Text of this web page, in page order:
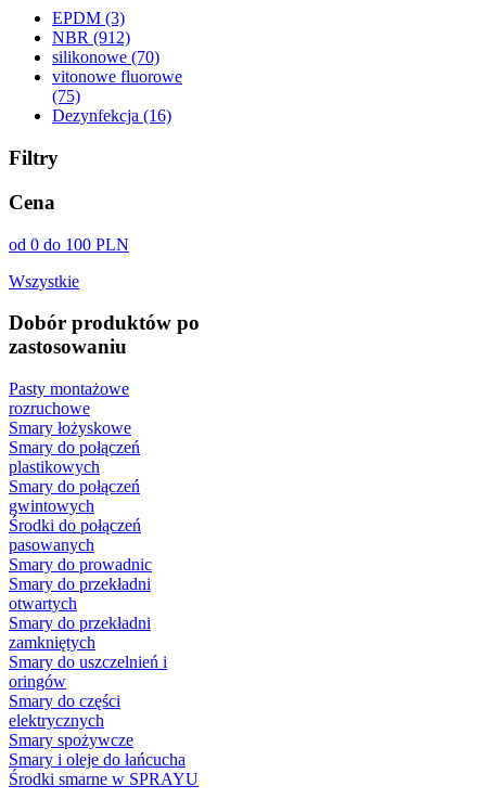
EPDM (3)
NBR (912)
silikonowe (70)
vitonowe fluorowe
(75)
Dezynfekcja (16)
Filtry
Cena
od 0 do 100 PLN
Wszystkie
Dobór produktów po
zastosowaniu
Pasty montażowe
rozruchowe
Smary łożyskowe
Smary do połączeń
plastikowych
Smary do połączeń
gwintowych
Środki do połączeń
pasowanych
Smary do prowadnic
Smary do przekładni
otwartych
Smary do przekładni
zamkniętych
Smary do uszczelnień i
oringów
Smary do części
elektrycznych
Smary spożywcze
Smary i oleje do łańcucha
Środki smarne w SPRAYU